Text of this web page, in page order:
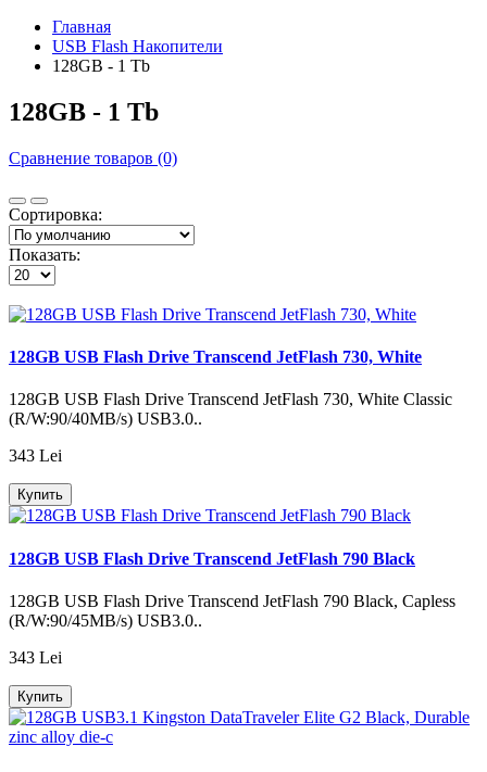
Главная
USB Flash Накопители
128GB - 1 Tb
128GB - 1 Tb
Сравнение товаров (0)
Сортировка:
Показать:
128GB USB Flash Drive Transcend JetFlash 730, White
128GB USB Flash Drive Transcend JetFlash 730, White Classic
(R/W:90/40MB/s) USB3.0..
343 Lei
Купить
128GB USB Flash Drive Transcend JetFlash 790 Black
128GB USB Flash Drive Transcend JetFlash 790 Black, Capless
(R/W:90/45MB/s) USB3.0..
343 Lei
Купить